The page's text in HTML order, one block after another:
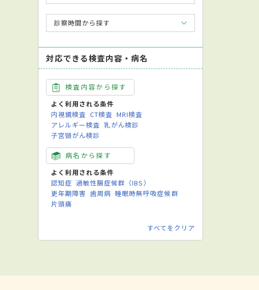
診察時間から探す
対応できる検査内容・病名
検査内容から探す
よく利用される条件
内視鏡検査 CT検査 MRI検査
アレルギー検査 乳がん検診
子宮頸がん検診
病名から探す
よく利用される条件
認知症 過敏性腸症候群（IBS）
更年期障害 歯周病 睡眠時無呼吸症候群
片頭痛
すべてをクリア